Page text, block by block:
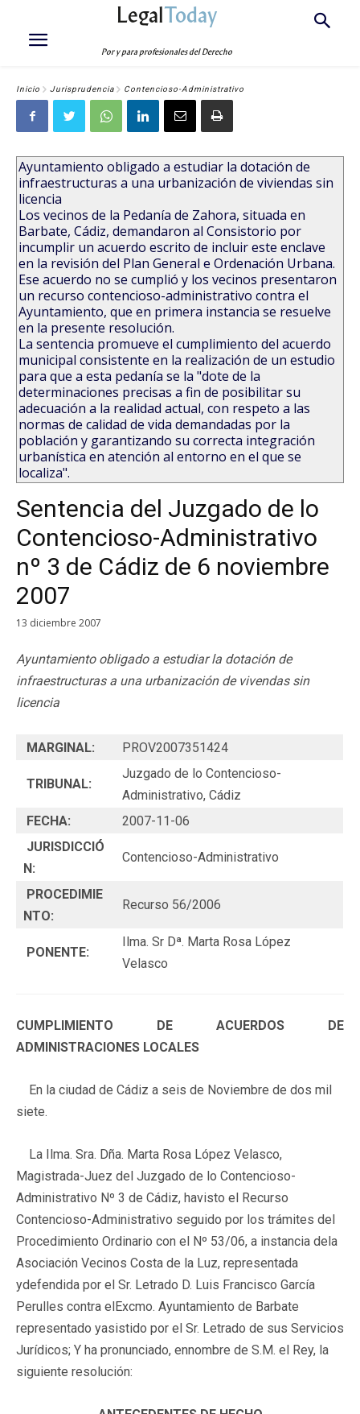
LegalToday
Por y para profesionales del Derecho
Inicio Jurisprudencia Contencioso-Administrativo
Ayuntamiento obligado a estudiar la dotación de
infraestructuras a una urbanización de viviendas sin
licencia
Los vecinos de la Pedanía de Zahora, situada en
Barbate, Cádiz, demandaron al Consistorio por
incumplir un acuerdo escrito de incluir este enclave
en la revisión del Plan General e Ordenación Urbana.
Ese acuerdo no se cumplió y los vecinos presentaron
un recurso contencioso-administrativo contra el
Ayuntamiento, que en primera instancia se resuelve
en la presente resolución.
La sentencia promueve el cumplimiento del acuerdo
municipal consistente en la realización de un estudio
para que a esta pedanía se la "dote de la
determinaciones precisas a fin de posibilitar su
adecuación a la realidad actual, con respeto a las
normas de calidad de vida demandadas por la
población y garantizando su correcta integración
urbanística en atención al entorno en el que se
localiza".
Sentencia del Juzgado de lo
Contencioso-Administrativo
nº 3 de Cádiz de 6 noviembre
2007
13 diciembre 2007
Ayuntamiento obligado a estudiar la dotación de
infraestructuras a una urbanización de vivendas sin
licencia
MARGINAL: PROV2007351424
TRIBUNAL:
Juzgado de lo Contencioso-
Administrativo, Cádiz
FECHA:
2007-11-06
JURISDICCIÓ
N:
Contencioso-Administrativo
PROCEDIMIE
NTO:
Recurso 56/2006
PONENTE:
Ilma. Sr Dª. Marta Rosa López
Velasco
CUMPLIMIENTO DE ACUERDOS DE
ADMINISTRACIONES LOCALES
En la ciudad de Cádiz a seis de Noviembre de dos mil
siete.
La Ilma. Sra. Dña. Marta Rosa López Velasco,
Magistrada-Juez del Juzgado de lo Contencioso-
Administrativo Nº 3 de Cádiz, havisto el Recurso
Contencioso-Administrativo seguido por los trámites del
Procedimiento Ordinario con el Nº 53/06, a instancia dela
Asociación Vecinos Costa de la Luz, representada
ydefendida por el Sr. Letrado D. Luis Francisco García
Perulles contra elExcmo. Ayuntamiento de Barbate
representado yasistido por el Sr. Letrado de sus Servicios
Jurídicos; Y ha pronunciado, ennombre de S.M. el Rey, la
siguiente resolución: